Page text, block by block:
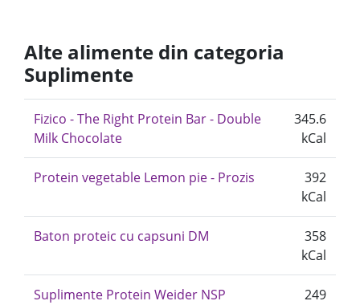
Alte alimente din categoria
Suplimente
Fizico - The Right Protein Bar - Double
Milk Chocolate
345.6
kCal
Protein vegetable Lemon pie - Prozis
392
kCal
Baton proteic cu capsuni DM
358
kCal
Suplimente Protein Weider NSP
249